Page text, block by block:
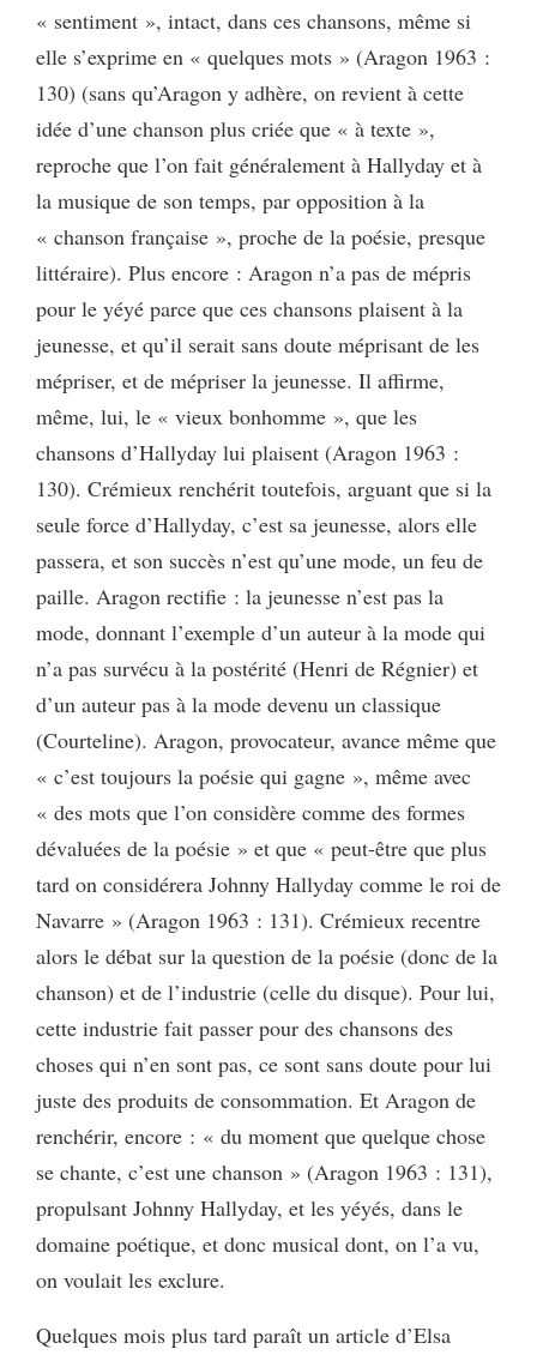
« sentiment », intact, dans ces chansons, même si
elle s’exprime en « quelques mots » (Aragon 1963 :
130) (sans qu’Aragon y adhère, on revient à cette
idée d’une chanson plus criée que « à texte »,
reproche que l’on fait généralement à Hallyday et à
la musique de son temps, par opposition à la
« chanson française », proche de la poésie, presque
littéraire). Plus encore : Aragon n’a pas de mépris
pour le yéyé parce que ces chansons plaisent à la
jeunesse, et qu’il serait sans doute méprisant de les
mépriser, et de mépriser la jeunesse. Il affirme,
même, lui, le « vieux bonhomme », que les
chansons d’Hallyday lui plaisent (Aragon 1963 :
130). Crémieux renchérit toutefois, arguant que si la
seule force d’Hallyday, c’est sa jeunesse, alors elle
passera, et son succès n’est qu’une mode, un feu de
paille. Aragon rectifie : la jeunesse n’est pas la
mode, donnant l’exemple d’un auteur à la mode qui
n’a pas survécu à la postérité (Henri de Régnier) et
d’un auteur pas à la mode devenu un classique
(Courteline). Aragon, provocateur, avance même que
« c’est toujours la poésie qui gagne », même avec
« des mots que l’on considère comme des formes
dévaluées de la poésie » et que « peut-être que plus
tard on considérera Johnny Hallyday comme le roi de
Navarre » (Aragon 1963 : 131). Crémieux recentre
alors le débat sur la question de la poésie (donc de la
chanson) et de l’industrie (celle du disque). Pour lui,
cette industrie fait passer pour des chansons des
choses qui n’en sont pas, ce sont sans doute pour lui
juste des produits de consommation. Et Aragon de
renchérir, encore : « du moment que quelque chose
se chante, c’est une chanson » (Aragon 1963 : 131),
propulsant Johnny Hallyday, et les yéyés, dans le
domaine poétique, et donc musical dont, on l’a vu,
on voulait les exclure.
Quelques mois plus tard paraît un article d’Elsa